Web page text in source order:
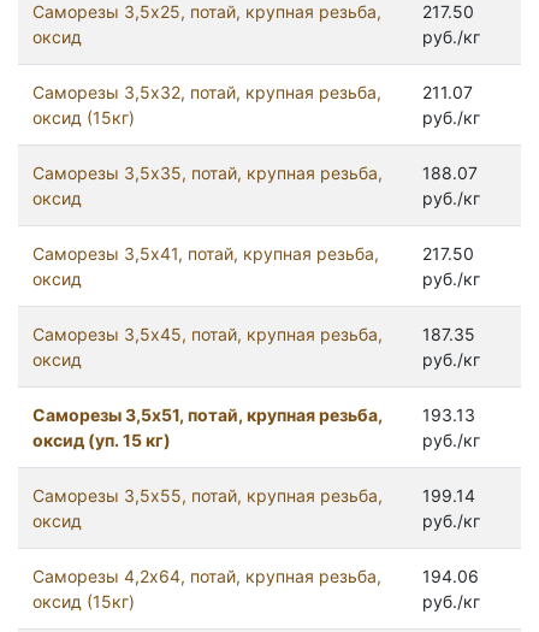
Саморезы 3,5x25, потай, крупная резьба,
оксид
217.50
руб./кг
Саморезы 3,5x32, потай, крупная резьба,
оксид (15кг)
211.07
руб./кг
Саморезы 3,5x35, потай, крупная резьба,
оксид
188.07
руб./кг
Саморезы 3,5x41, потай, крупная резьба,
оксид
217.50
руб./кг
Саморезы 3,5x45, потай, крупная резьба,
оксид
187.35
руб./кг
Саморезы 3,5x51, потай, крупная резьба,
оксид (уп. 15 кг)
193.13
руб./кг
Саморезы 3,5x55, потай, крупная резьба,
оксид
199.14
руб./кг
Саморезы 4,2x64, потай, крупная резьба,
оксид (15кг)
194.06
руб./кг